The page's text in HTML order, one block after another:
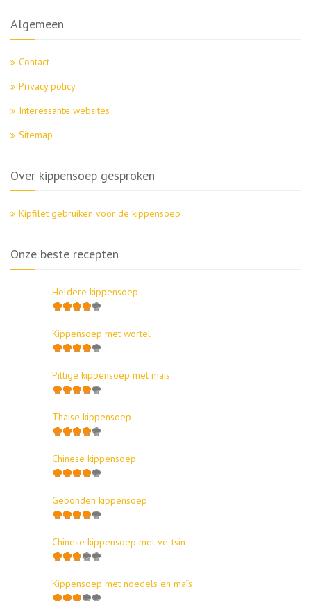
Algemeen
Contact
Privacy policy
Interessante websites
Sitemap
Over kippensoep gesproken
Kipfilet gebruiken voor de kippensoep
Onze beste recepten
Heldere kippensoep
Kippensoep met wortel
Pittige kippensoep met maïs
Thaise kippensoep
Chinese kippensoep
Gebonden kippensoep
Chinese kippensoep met ve-tsin
Kippensoep met noedels en maïs